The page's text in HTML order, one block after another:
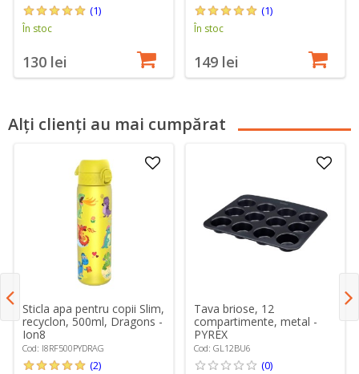
(1)
În stoc
130 lei
(1)
În stoc
149 lei
Alți clienți au mai cumpărat
Sticla apa pentru copii Slim,
recyclon, 500ml, Dragons -
Ion8
Cod: I8RF500PYDRAG
(2)
Tava briose, 12
compartimente, metal -
PYREX
Cod: GL12BU6
(0)